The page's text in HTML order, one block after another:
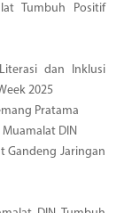
Tumbuh Positif
dan Inklusi
2025
Pratama
DIN
Gandeng Jaringan